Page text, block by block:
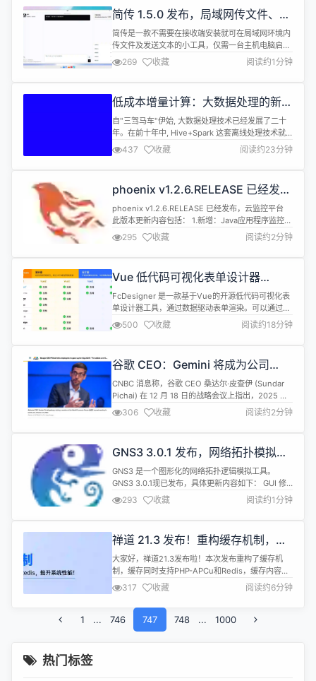
“ImageNet时刻”已到来。 智元机器...
简传 1.5.0 发布，局域网传文件、发
文本消息工具
简传是一款不需要在接收端安装就可在局域网环境内
传文件及发送文本的小工具，仅需一台主机电脑启
动，需要获取共享的电脑或手机无需安装只需使用浏
览器访问即可，支持 windows、linux、mac，支持
国产操作系统多平台。 本次更新内容入下： 1、优化
优化下载文件不存在时跳转到其他页面无法返回问题
3、优化发送...
269 收藏 阅读约1分钟
低成本增量计算：大数据处理的新趋
势
自"三驾马车"伊始, 大数据处理技术已经发展了二十
年。在前十年中, Hive+Spark 这套离线处理技术就
已经基本完善; 近十年来, Flink的快速发展又有效地
解决了实时处理的问题。然而, 低成本的近实时处理
依然面临挑战。近来, 随着业界对近实时处理及流批
注。Flink在1.20中推出了Materialize...
437 收藏 阅读约23分钟
phoenix v1.2.6.RELEASE 已经发
布，云监控平台
phoenix v1.2.6.RELEASE 已经发布，云监控平台
此版本更新内容包括： 1.新增：Java应用程序监控新
增获取线程详情； 2.新增：细化监控粒度，每一个监
控设备、监控服务，都能设置是否监控和是否告警；
3.新增：监控UI端新增dropdown模块，美化了表格
策略，加快页面访问速度； 5.新...
295 收藏 阅读约2分钟
Vue 低代码可视化表单设计器
FcDesigner v3.2.8 版本发布
FcDesigner 是一款基于Vue的开源低代码可视化表
单设计器工具，通过数据驱动表单渲染。可以通过拖
拽的方式快速创建表单，提高开发者对表单的开发效
率，节省开发者的时间。并广泛应用于在政务系统、
OA系统、ERP系统、电商系统、流程管理等领域。
页面构建，内置多语言解决方案，支持二次扩展...
500 收藏 阅读约18分钟
谷歌 CEO：Gemini 将成为公司
2025 年“最大重点”
CNBC 消息称，谷歌 CEO 桑达尔·皮查伊 (Sundar
Pichai) 在 12 月 18 日的战略会议上指出，2025 年
“风险很高”。因为公司面临着更激烈的竞争和监管障
碍，并且要应对 AI 领域的快速发展。 “我认为 2025
年将至关重要。我认为我们必须意识到这一刻的紧迫
这是颠覆性的时刻。在 202...
306 收藏 阅读约2分钟
GNS3 3.0.1 发布，网络拓扑模拟工
具
GNS3 是一个图形化的网络拓扑逻辑模拟工具。
GNS3 3.0.1现已发布，具体更新内容如下： GUI 修
复image已在本地服务器上时的问题。修复#3678
修复当 image name 与设备中记录的 image name
不同时的 image uploading 问题。修复#3682 修复
293 收藏 阅读约1分钟
禅道 21.3 发布！重构缓存机制，提
升系统性能
大家好，禅道21.3发布啦！本次发布重构了缓存机
制，缓存同时支持PHP-APCu和Redis，缓存内容除
了SQL查询结果外，增加了整表数据缓存和计算结果
缓存。开启缓存后的吞吐量提升26%-100%不等，同
时CPU使用率下降了40%-80%。 支持在项目创建成
功后增加了下一步工作引导，便于管理者快速进入下
一步流程，提升维护项目的效率。项目集、项目等列
317 收藏 阅读约6分钟
1 ... 746 747 748 ... 1000
热门标签